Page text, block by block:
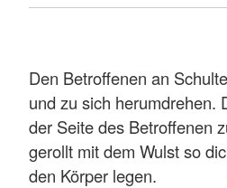
Den Betroffenen an
und zu sich herumdrehen.
der Seite des Betroffenen
gerollt mit dem Wulst so
den Körper legen.